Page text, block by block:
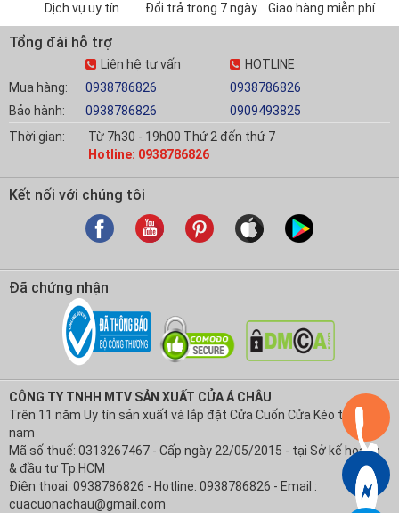
Dịch vụ uy tín Đổi trả trong 7 ngày Giao hàng miễn phí
Tổng đài hỗ trợ
Mua hàng:
Bảo hành:
Liên hệ tư vấn
0938786826
0938786826
HOTLINE
0938786826
0909493825
Thời gian:
Từ 7h30 - 19h00 Thứ 2 đến thứ 7
Hotline: 0938786826
Kết nối với chúng tôi
Đã chứng nhận
CÔNG TY TNHH MTV SẢN XUẤT CỬA Á CHÂU
Trên 11 năm Uy tín sản xuất và lắp đặt Cửa Cuốn Cửa Kéo tại Việt
nam
Mã số thuế: 0313267467 - Cấp ngày 22/05/2015 - tại Sở kế hoạch
& đầu tư Tp.HCM
Điện thoại: 0938786826 - Hotline: 0938786826 - Email :
cuacuonachau@gmail.com